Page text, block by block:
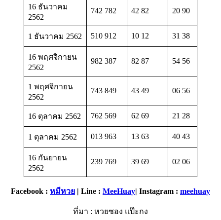
16 ธันวาคม
2562
742 782 42 82 20 90
1 ธันวาคม 2562 510 912 10 12 31 38
16 พฤศจิกายน
2562
982 387 82 87 54 56
1 พฤศจิกายน
2562
743 849 43 49 06 56
16 ตุลาคม 2562 762 569 62 69 21 28
1 ตุลาคม 2562 013 963 13 63 40 43
16 กันยายน
2562
239 769 39 69 02 06
Facebook : หมีหวย | Line : MeeHuay| Instagram : meehuay
ที่มา : หวยซอง แป๊ะกง